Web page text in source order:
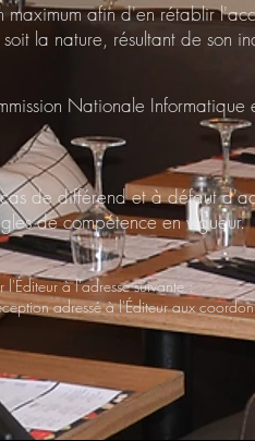
afin d'en rétablir
la nature, résultant de son
Nationale Informatique
cas de différend et à défaut
de compétence en vigueur.
l'Éditeur à l'adresse suivante :
adressé à l'Éditeur aux